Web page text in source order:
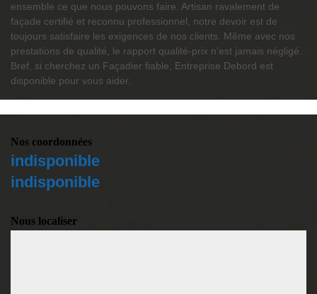
ensemble ce que nous pouvons faire. Artisan ravalement de
façade certifié et reconnu professionnel, notre devoir est de
toujours satisfaire les exigences de nos clients. Même avec nos
prestations de qualité, le rapport qualité-prix n’est jamais négligé.
Bref, si cherchez un Façadier fiable, Entreprise Debord est
disponible pour vous aider.
Nos coordonnées
indisponible
indisponible
Nous localiser